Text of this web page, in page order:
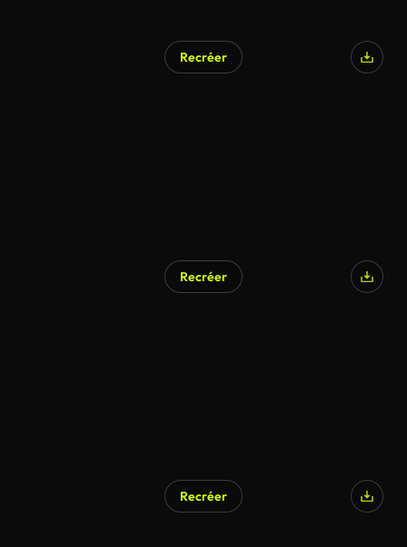
Recréer
Recréer
Recréer